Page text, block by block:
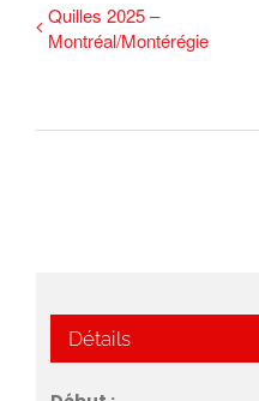
Quilles 2025 –
Montréal/Montérégie
Détails